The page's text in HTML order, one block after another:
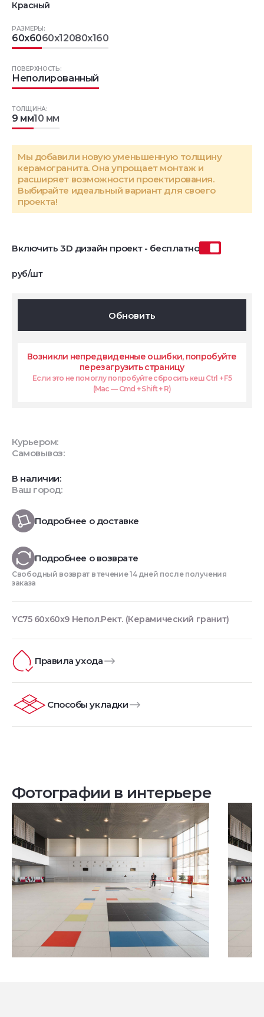
Красный
РАЗМЕРЫ:
60x6060x12080x160
ТОЛЩИНА:
9 мм10 мм
ПОВЕРХНОСТЬ:
Неполированный
Мы добавили новую уменьшенную толщину
керамогранита. Она упрощает монтаж и
расширяет возможности проектирования.
Выбирайте идеальный вариант для своего
проекта!
Включить 3D дизайн проект - бесплатно
руб/шт
Обновить
Возникли непредвиденные ошибки, попробуйте
перезагрузить страницу
Если это не помоглу попробуйте сбросить кеш Ctrl + F5
(Mac — Cmd + Shift + R)
Курьером:
Самовывоз:
В наличии:
Ваш город:
Подробнее о доставке
Подробнее о возврате
Свободный возврат в течение 14 дней после получения
заказа
YC75 60x60x9 Непол.Рект. (Керамический гранит)
Правила ухода
Способы укладки
Фотографии в интерьере
Посмотреть все проекты